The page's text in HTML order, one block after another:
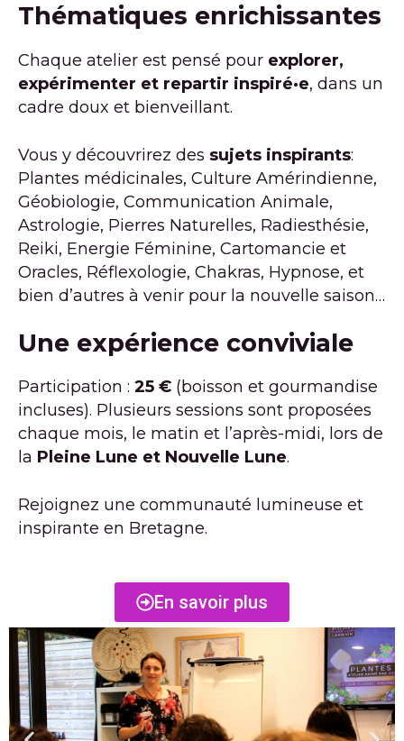
Thématiques enrichissantes
Chaque atelier est pensé pour explorer,
expérimenter et repartir inspiré·e, dans un
cadre doux et bienveillant.
Vous y découvrirez des sujets inspirants:
Plantes médicinales, Culture Amérindienne,
Géobiologie, Communication Animale,
Astrologie, Pierres Naturelles, Radiesthésie,
Reiki, Energie Féminine, Cartomancie et
Oracles, Réflexologie, Chakras, Hypnose, et
bien d’autres à venir pour la nouvelle saison…
Une expérience conviviale
Participation : 25 € (boisson et gourmandise
incluses). Plusieurs sessions sont proposées
chaque mois, le matin et l’après-midi, lors de
la Pleine Lune et Nouvelle Lune.
Rejoignez une communauté lumineuse et
inspirante en Bretagne.
En savoir plus